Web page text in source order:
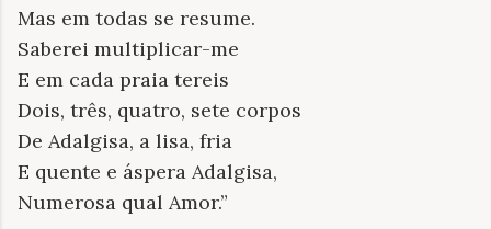
Mas em todas se resume.
Saberei multiplicar-me
E em cada praia tereis
Dois, três, quatro, sete corpos
De Adalgisa, a lisa, fria
E quente e áspera Adalgisa,
Numerosa qual Amor.”